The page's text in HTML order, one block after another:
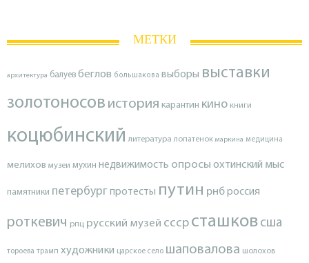
МЕТКИ
архитектура балуев беглов большакова выборы выставки
золотоносов история карантин кино книги
коцюбинский литература лопатенок маркина медицина
мелихов музеи мухин недвижимость опросы охтинский мыс
памятники петербургпротесты путин рнброссия
роткевич рпц русский музей ссср сташков сша
тороева трамп художники царское село шаповалова шолохов